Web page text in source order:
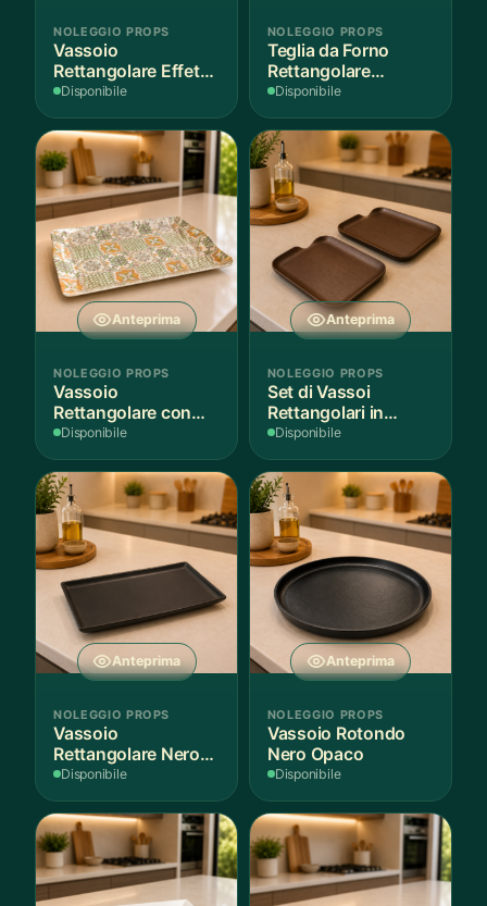
NOLEGGIO PROPS
Vassoio
Rettangolare Effetto
Legno
Disponibile
NOLEGGIO PROPS
Teglia da Forno
Rettangolare
Antiaderente
Disponibile
Anteprima
NOLEGGIO PROPS
Vassoio
Rettangolare con
Fantasia
Disponibile
Anteprima
NOLEGGIO PROPS
Set di Vassoi
Rettangolari in
Finitura Legno
Disponibile
Anteprima
NOLEGGIO PROPS
Vassoio
Rettangolare Nero
Opaco
Disponibile
Anteprima
NOLEGGIO PROPS
Vassoio Rotondo
Nero Opaco
Disponibile